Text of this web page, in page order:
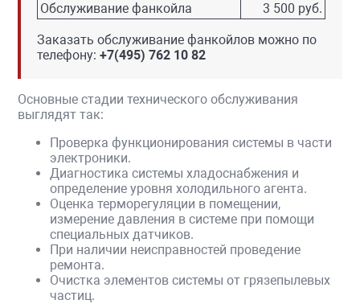
Обслуживание фанкойла 3 500 руб.
Заказать обслуживание фанкойлов можно по
телефону:+7(495) 762 10 82
Основные стадии технического обслуживания
выглядят так:
Проверка функционирования системы в части
электроники.
Диагностика системы хладоснабжения и
определение уровня холодильного агента.
Оценка терморегуляции в помещении,
измерение давления в системе при помощи
специальных датчиков.
При наличии неисправностей проведение
ремонта.
Очистка элементов системы от грязепылевых
частиц.